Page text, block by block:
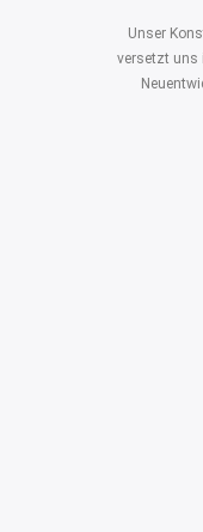
Unser
versetzt uns